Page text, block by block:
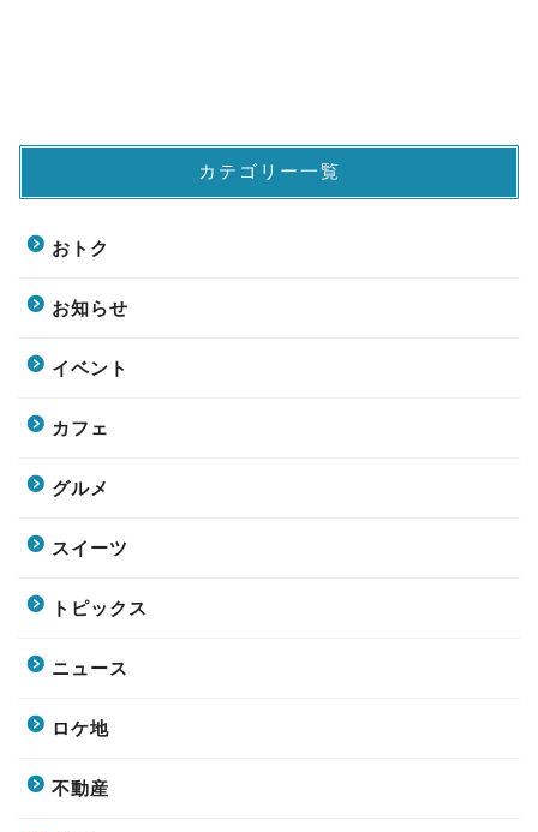
カテゴリー一覧
おトク
お知らせ
イベント
カフェ
グルメ
スイーツ
トピックス
ニュース
ロケ地
不動産